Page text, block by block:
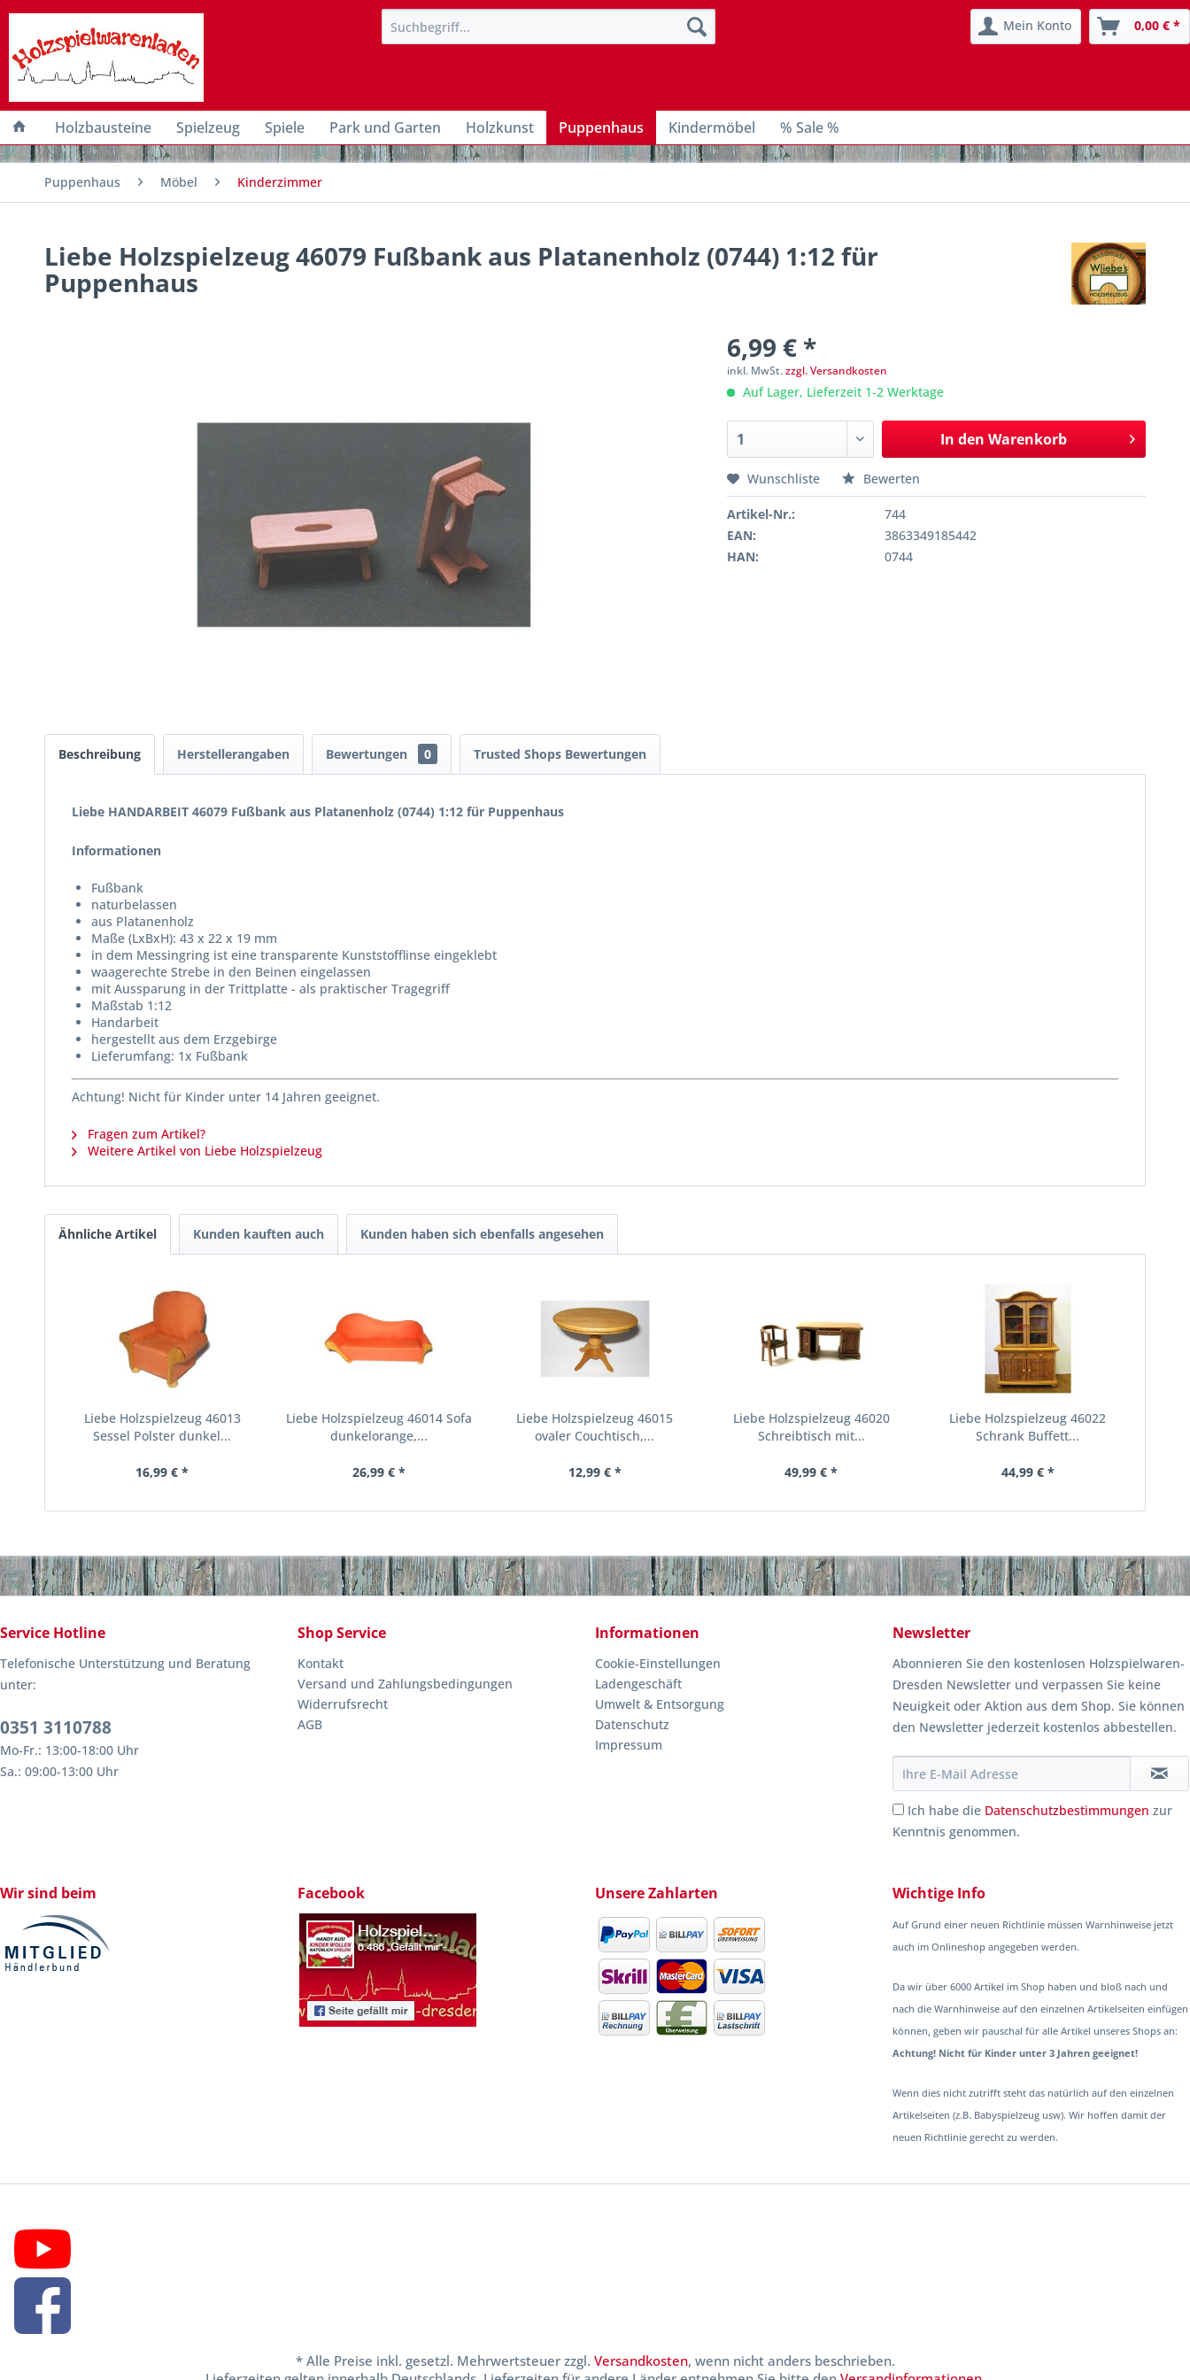
Mein Konto 0,00 € *
Holzbausteine Spielzeug Spiele Park und Garten Holzkunst Puppenhaus Kindermöbel % Sale %
Puppenhaus Möbel Kinderzimmer
Liebe Holzspielzeug 46079 Fußbank aus Platanenholz (0744) 1:12 für
Puppenhaus
6,99 € *
inkl. MwSt.zzgl. Versandkosten
Auf Lager, Lieferzeit 1-2 Werktage
In den Warenkorb
Wunschliste Bewerten
Artikel-Nr.:
744
EAN:
3863349185442
HAN:
0744
Beschreibung Herstellerangaben Bewertungen 0 Trusted Shops Bewertungen
Liebe HANDARBEIT 46079 Fußbank aus Platanenholz (0744) 1:12 für Puppenhaus
Informationen
Fußbank
naturbelassen
aus Platanenholz
Maße (LxBxH): 43 x 22 x 19 mm
in dem Messingring ist eine transparente Kunststofflinse eingeklebt
waagerechte Strebe in den Beinen eingelassen
mit Aussparung in der Trittplatte - als praktischer Tragegriff
Maßstab 1:12
Handarbeit
hergestellt aus dem Erzgebirge
Lieferumfang: 1x Fußbank
Achtung! Nicht für Kinder unter 14 Jahren geeignet.
Fragen zum Artikel?
Weitere Artikel von Liebe Holzspielzeug
Ähnliche Artikel Kunden kauften auch Kunden haben sich ebenfalls angesehen
Liebe Holzspielzeug 46013
Sessel Polster dunkel...
16,99 € *
Liebe Holzspielzeug 46014 Sofa
dunkelorange,...
26,99 € *
Liebe Holzspielzeug 46015
ovaler Couchtisch,...
12,99 € *
Liebe Holzspielzeug 46020
Schreibtisch mit...
49,99 € *
Liebe Holzspielzeug 46022
Schrank Buffett...
44,99 € *
Service Hotline
Telefonische Unterstützung und Beratung
unter:
0351 3110788
Mo-Fr.: 13:00-18:00 Uhr
Sa.: 09:00-13:00 Uhr
Shop Service
Kontakt
Versand und Zahlungsbedingungen
Widerrufsrecht
AGB
Informationen
Cookie-Einstellungen
Ladengeschäft
Umwelt & Entsorgung
Datenschutz
Impressum
Newsletter
Abonnieren Sie den kostenlosen Holzspielwaren-
Dresden Newsletter und verpassen Sie keine
Neuigkeit oder Aktion aus dem Shop. Sie können
den Newsletter jederzeit kostenlos abbestellen.
Ich habe die Datenschutzbestimmungen zur
Kenntnis genommen.
Wir sind beim Facebook Unsere Zahlarten Wichtige Info
Auf Grund einer neuen Richtlinie müssen Warnhinweise jetzt
auch im Onlineshop angegeben werden.
Da wir über 6000 Artikel im Shop haben und bloß nach und
nach die Warnhinweise auf den einzelnen Artikelseiten einfügen
können, geben wir pauschal für alle Artikel unseres Shops an:
Achtung! Nicht für Kinder unter 3 Jahren geeignet!
Wenn dies nicht zutrifft steht das natürlich auf den einzelnen
Artikelseiten (z.B. Babyspielzeug usw). Wir hoffen damit der
neuen Richtlinie gerecht zu werden.
* Alle Preise inkl. gesetzl. Mehrwertsteuer zzgl. Versandkosten, wenn nicht anders beschrieben.